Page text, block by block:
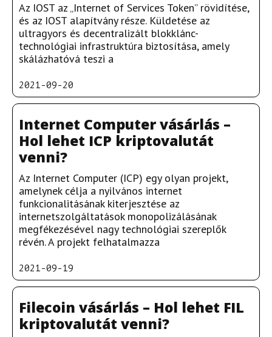
Az IOST az „Internet of Services Token” rövidítése,
és az IOST alapítvány része. Küldetése az
ultragyors és decentralizált blokklánc-
technológiai infrastruktúra biztosítása, amely
skálázhatóvá teszi a
2021-09-20
Internet Computer vásárlás –
Hol lehet ICP kriptovalutát
venni?
Az Internet Computer (ICP) egy olyan projekt,
amelynek célja a nyilvános internet
funkcionalitásának kiterjesztése az
internetszolgáltatások monopolizálásának
megfékezésével nagy technológiai szereplők
révén. A projekt felhatalmazza
2021-09-19
Filecoin vásárlás – Hol lehet FIL
kriptovalutát venni?